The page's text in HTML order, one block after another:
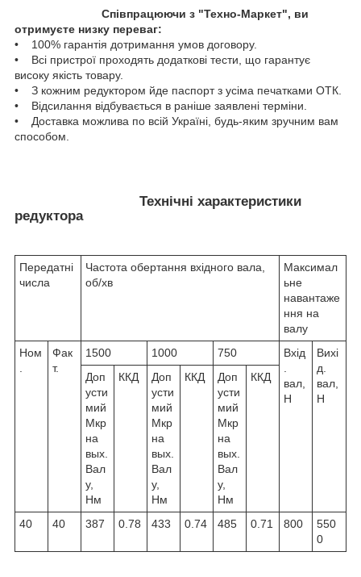
Співпрацюючи з "Техно-Маркет", ви
отримуєте низку переваг:
• 100% гарантія дотримання умов договору.
• Всі пристрої проходять додаткові тести, що гарантує
високу якість товару.
• З кожним редуктором йде паспорт з усіма печатками ОТК.
• Відсилання відбувається в раніше заявлені терміни.
• Доставка можлива по всій Україні, будь-яким зручним вам
способом.
Технічні характеристики
редуктора
Передатні
числа
Частота обертання вхідного вала,
об/хв
Максимал
ьне
навантаже
ння на
валу
Ном
.
Фак
т.
1500 1000 750
Вхід
.
вал,
Н
Вихі
д.
вал,
Н
Доп
усти
мий
Мкр
на
вых.
Вал
у,
Нм
ККД
Доп
усти
мий
Мкр
на
вых.
Вал
у,
Нм
ККД
Доп
усти
мий
Мкр
на
вых.
Вал
у,
Нм
ККД
40 40 387 0.78 433 0.74 485 0.71 800
550
0